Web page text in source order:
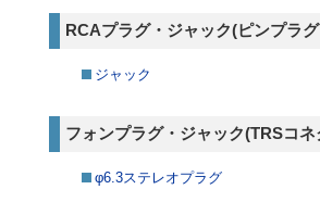
RCAプラグ・ジャック(ピンプラ
ジャック
フォンプラグ・ジャック(TRSコネ
φ6.3ステレオプラグ